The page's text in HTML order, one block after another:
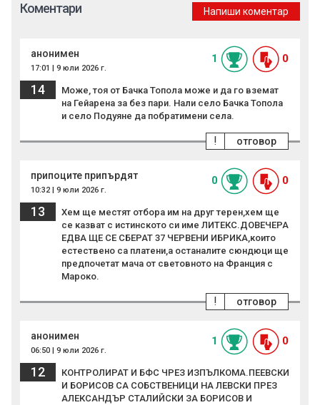
Коментари Напиши коментар
анонимен
17:01 | 9 юли 2026 г.
1 0
14
Може, тоя от Бачка Топола може и да го вземат
на Гейарена за без пари. Нали село Бачка Топола
и село Подуяне да побратимени села.
отговор
!
припоците припърдят
10:32 | 9 юли 2026 г.
0 0
13
Хем ще местят отбора им на друг терен,хем ще
се казват с истинското си име ЛИТЕКС.ДОВЕЧЕРА
ЕДВА ЩЕ СЕ СБЕРАТ 37 ЧЕРВЕНИ ИБРИКА,които
естествено са платени,а останалите сюндюци ще
предпочетат мача от световното на Франция с
Мароко.
отговор
!
анонимен
06:50 | 9 юли 2026 г.
1 0
12
КОНТРОЛИРАТ И БФС ЧРЕЗ ИЗПЪЛКОМА.ПЕЕВСКИ
И БОРИСОВ СА СОБСТВЕНИЦИ НА ЛЕВСКИ ПРЕЗ
АЛЕКСАНДЪР СТАЛИЙСКИ ЗА БОРИСОВ И